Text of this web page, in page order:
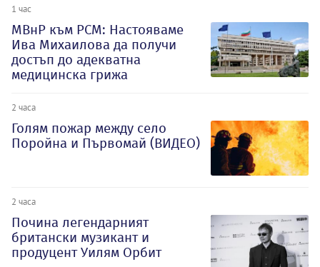
1 час
МВнР към РСМ: Настояваме
Ива Михаилова да получи
достъп до адекватна
медицинска грижа
2 часа
Голям пожар между село
Поройна и Първомай (ВИДЕО)
2 часа
Почина легендарният
британски музикант и
продуцент Уилям Орбит